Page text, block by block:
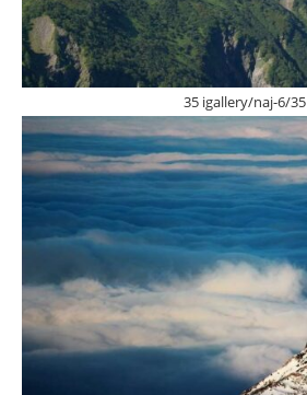
35 igallery/naj-6/35